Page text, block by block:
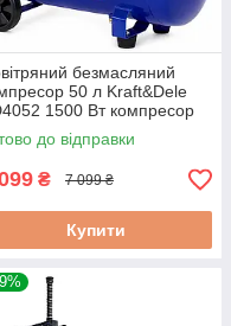
безмасляний
50 л Kraft&Dele
1500 Вт компресор
майстерні та гаража
до відправки
₴ 7 099 ₴
Купити